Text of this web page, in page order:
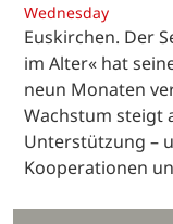
Wednesday
Euskirchen. Der
im Alter« hat
neun Monaten
Wachstum steigt
Unterstützung –
Kooperationen